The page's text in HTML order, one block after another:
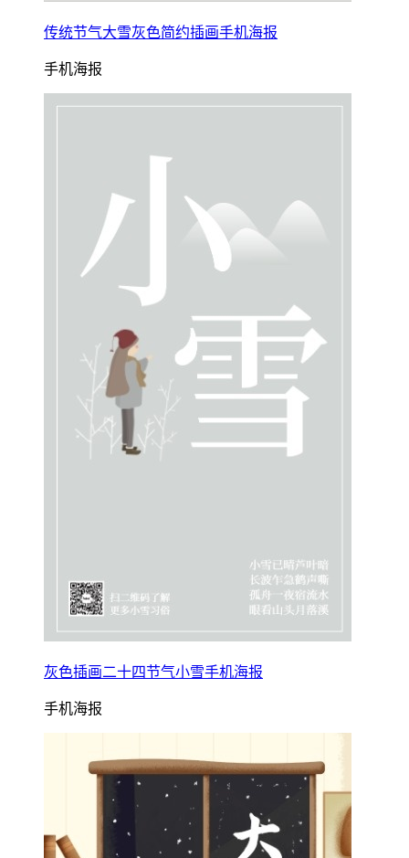
传统节气大雪灰色简约插画手机海报
手机海报
灰色插画二十四节气小雪手机海报
手机海报